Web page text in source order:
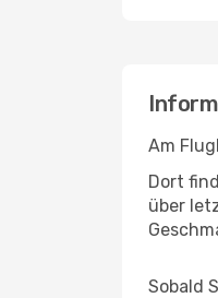
Am
Dort
über
Sobald